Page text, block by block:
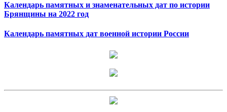
Календарь памятных и знаменательных дат по истории
Брянщины на 2022 год
Календарь памятных дат военной истории России